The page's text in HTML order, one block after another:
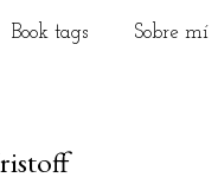
Book tags Sobre mí